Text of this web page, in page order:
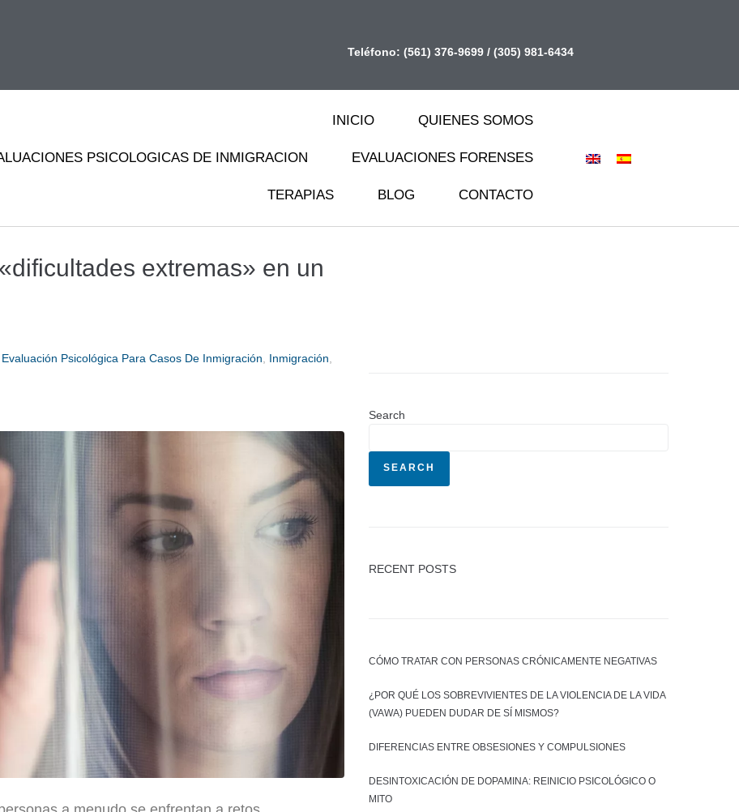
Teléfono: (561) 376-9699 / (305) 981-6434
INICIO QUIENES SOMOS
PSICOLOGICAS DE INMIGRACION EVALUACIONES FORENSES
TERAPIAS BLOG CONTACTO
extremas» en un
Evaluación Psicológica Para Casos De Inmigración Inmigración
Search
SEARCH
RECENT POSTS
CÓMO TRATAR CON PERSONAS CRÓNICAMENTE NEGATIVAS
¿POR QUÉ LOS SOBREVIVIENTES DE LA VIOLENCIA DE LA VIDA
(VAWA) PUEDEN DUDAR DE SÍ MISMOS?
DIFERENCIAS ENTRE OBSESIONES Y COMPULSIONES
DESINTOXICACIÓN DE DOPAMINA: REINICIO PSICOLÓGICO O
MITO